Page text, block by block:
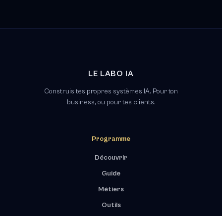
LE LABO IA
Construis tes propres systèmes IA. Pour ton
business, ou pour tes clients.
Programme
Découvrir
Guide
Métiers
Outils